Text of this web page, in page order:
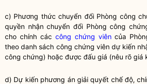
c) Phương thức chuyển đổi Phòng công
quyền nhận chuyển đổi Phòng công
cho chính các công chứng viêncủa
theo danh sách công chứng viêndự kiến
công chứng) hoặc được đấu giá (nêu rõ giá
d) Dự kiến phương án giải quyết chế độ,